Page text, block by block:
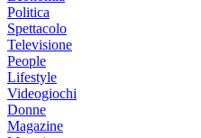
Politica
Spettacolo
Televisione
People
Lifestyle
Videogiochi
Donne
Magazine